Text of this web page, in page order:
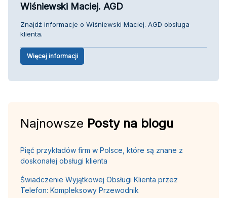
Wiśniewski Maciej. AGD
Znajdź informacje o Wiśniewski Maciej. AGD obsługa
klienta.
Więcej informacji
Najnowsze Posty na blogu
Pięć przykładów firm w Polsce, które są znane z
doskonałej obsługi klienta
Świadczenie Wyjątkowej Obsługi Klienta przez
Telefon: Kompleksowy Przewodnik